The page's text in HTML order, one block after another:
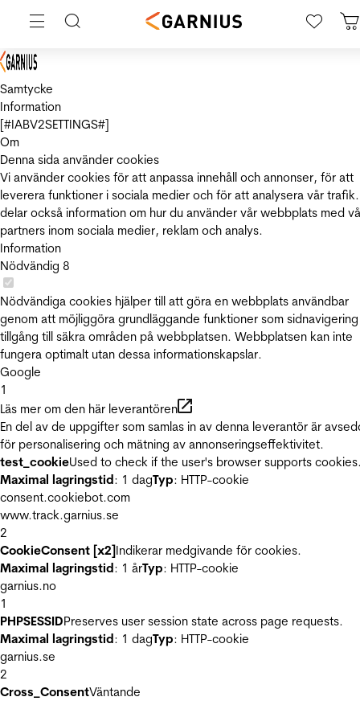
Samtycke
Information
[#IABV2SETTINGS#]
Om
Denna sida använder cookies
Vi använder cookies för att anpassa innehåll och annonser, för att
leverera funktioner i sociala medier och för att analysera vår
delar också information om hur du använder vår webbplats med
partners inom sociala medier, reklam och analys.
Information
Nödvändig 8
Nödvändiga cookies hjälper till att göra en webbplats användbar
genom att möjliggöra grundläggande funktioner som
tillgång till säkra områden på webbplatsen. Webbplatsen kan inte
fungera optimalt utan dessa informationskapslar.
Google
1
Läs mer om den här leverantören
En del av de uppgifter som samlas in av denna leverantör är
för personalisering och mätning av annonseringseffektivitet.
test_cookieUsed to check if the user's browser supports
Maximal lagringstid: 1 dagTyp: HTTP-cookie
consent.cookiebot.com
www.track.garnius.se
2
CookieConsent [x2]Indikerar medgivande för cookies.
Maximal lagringstid: 1 årTyp: HTTP-cookie
garnius.no
1
PHPSESSIDPreserves user session state across page requests.
Maximal lagringstid: 1 dagTyp: HTTP-cookie
garnius.se
2
Cross_ConsentVäntande